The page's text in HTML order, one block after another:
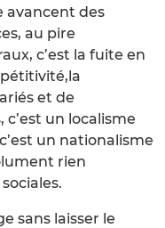
avancent des
au pire
c’est la fuite en
et de
c’est un localisme
un nationalisme
rien
sans laisser le